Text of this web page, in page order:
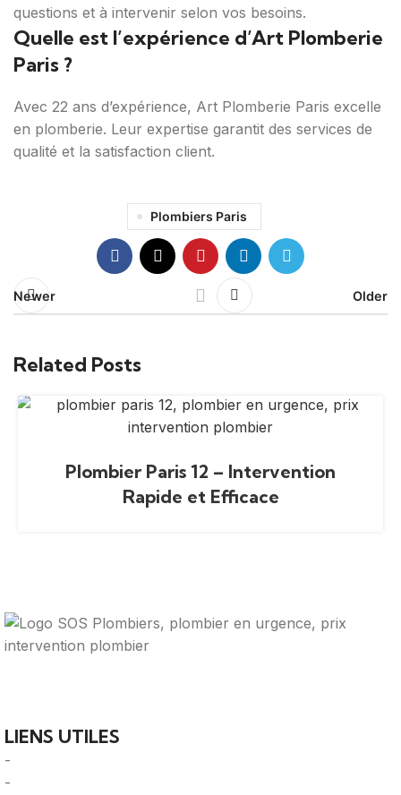
questions et à intervenir selon vos besoins.
Quelle est l’expérience d’Art Plomberie
Paris ?
Avec 22 ans d’expérience, Art Plomberie Paris excelle
en plomberie. Leur expertise garantit des services de
qualité et la satisfaction client.
Plombiers Paris
Newer Older
Related Posts
Plombier Paris 12 – Intervention
Rapide et Efficace
LIENS UTILES
-
-